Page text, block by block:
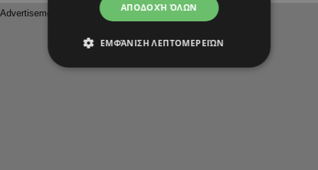
ΑΠΟΔΟΧΉ ΌΛΩΝ
ΕΜΦΆΝΙΣΗ ΛΕΠΤΟΜΕΡΕΙΏΝ